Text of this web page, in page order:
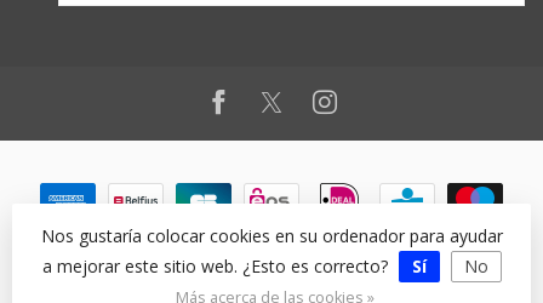
© Copyright 2026
Nos gustaría colocar cookies en su ordenador para ayudar
a mejorar este sitio web. ¿Esto es correcto?
Sí No
Más acerca de las cookies »